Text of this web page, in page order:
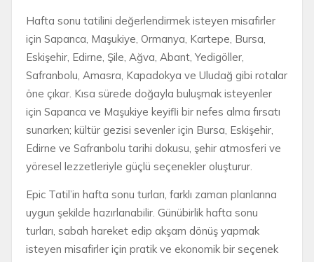
Hafta sonu tatilini değerlendirmek isteyen misafirler
için Sapanca, Maşukiye, Ormanya, Kartepe, Bursa,
Eskişehir, Edirne, Şile, Ağva, Abant, Yedigöller,
Safranbolu, Amasra, Kapadokya ve Uludağ gibi rotalar
öne çıkar. Kısa sürede doğayla buluşmak isteyenler
için Sapanca ve Maşukiye keyifli bir nefes alma fırsatı
sunarken; kültür gezisi sevenler için Bursa, Eskişehir,
Edirne ve Safranbolu tarihi dokusu, şehir atmosferi ve
yöresel lezzetleriyle güçlü seçenekler oluşturur.
Epic Tatil’in hafta sonu turları, farklı zaman planlarına
uygun şekilde hazırlanabilir. Günübirlik hafta sonu
turları, sabah hareket edip akşam dönüş yapmak
isteyen misafirler için pratik ve ekonomik bir seçenek